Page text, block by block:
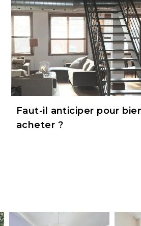
Faut-il anticiper pour
acheter ?